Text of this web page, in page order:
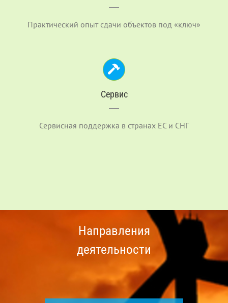
Практический опыт сдачи объектов под «ключ»
Сервис
Сервисная поддержка в странах ЕС и СНГ
Направления
деятельности